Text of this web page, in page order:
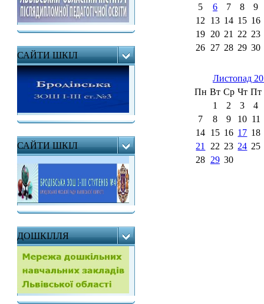
САЙТИ ШКІЛ
САЙТИ ШКІЛ
ДОШКІЛЛЯ
5
6 7 8
9
12
13 14 15 16
19 20 21 22 23
26 27 28 29 30
Листопад
Пн Вт Ср Чт Пт
1
2 3
4
7
8 9 10 11
14 15 16 17 18
21
22 23 24 25
28 29 30